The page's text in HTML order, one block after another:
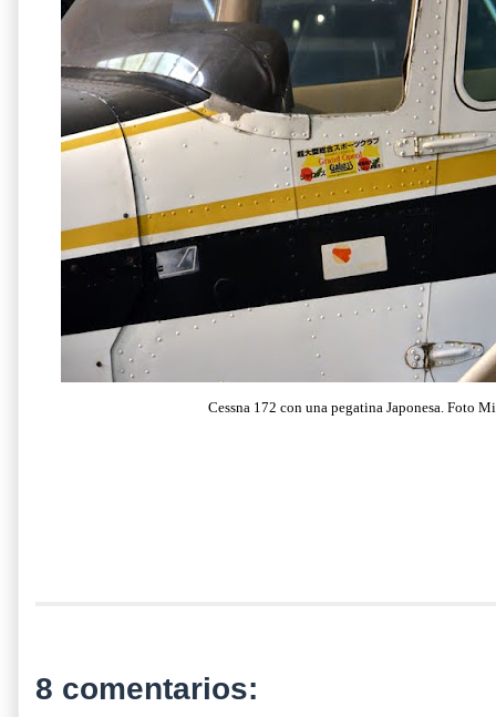
Cessna 172 con una pegatina Japonesa. Foto
8 comentarios: